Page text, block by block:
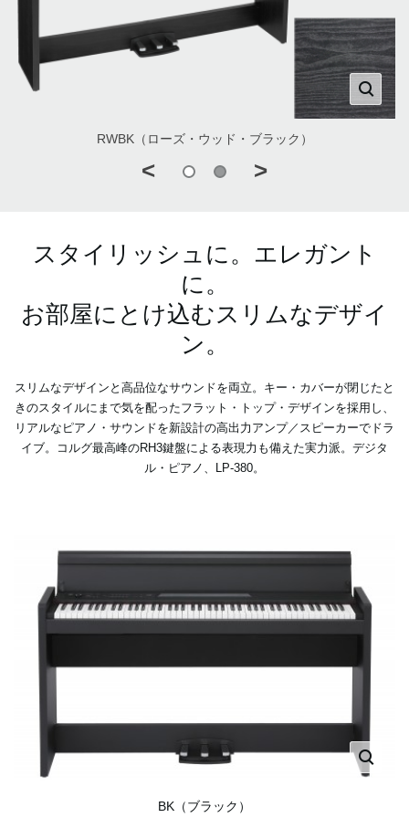
RWBK（ローズ・ウッド・ブラック）
< >
スタイリッシュに。エレガント
に。
お部屋にとけ込むスリムなデザイ
ン。
スリムなデザインと高品位なサウンドを両立。キー・カバーが閉じたと
きのスタイルにまで気を配ったフラット・トップ・デザインを採用し、
リアルなピアノ・サウンドを新設計の高出力アンプ／スピーカーでドラ
イブ。コルグ最高峰のRH3鍵盤による表現力も備えた実力派。デジタ
ル・ピアノ、LP-380。
BK（ブラック）